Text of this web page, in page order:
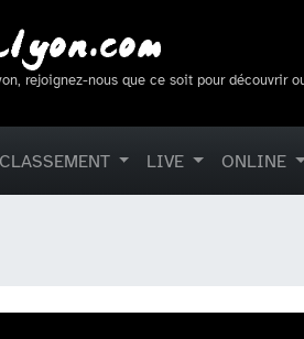
rejoignez-nous que ce soit pour découvrir
CLASSEMENT LIVE ONLINE